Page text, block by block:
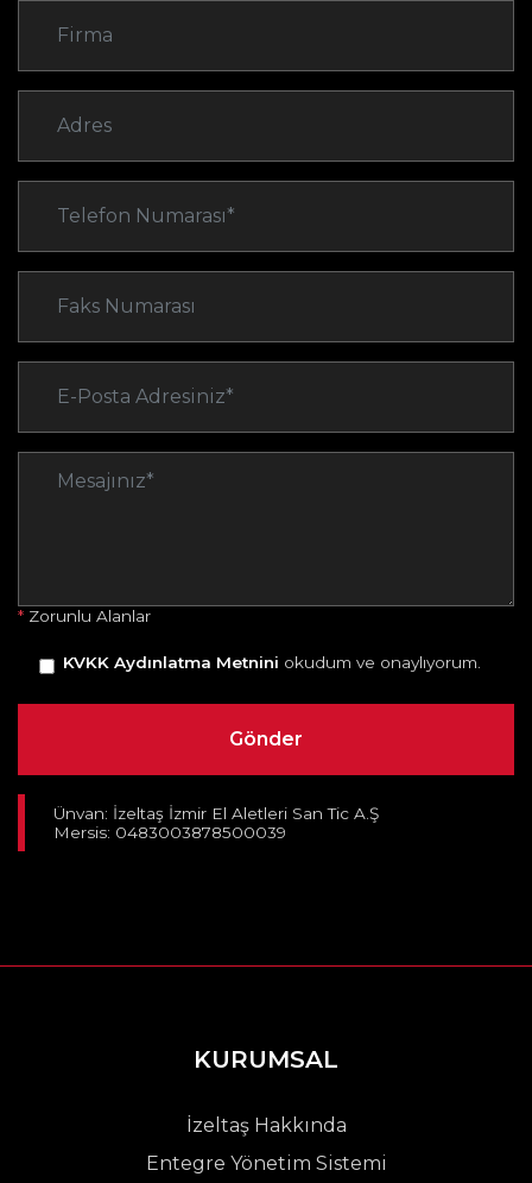
* Zorunlu Alanlar
KVKK Aydınlatma Metnini okudum ve onaylıyorum.
Ünvan: İzeltaş İzmir El Aletleri San Tic A.Ş
Mersis: 0483003878500039
KURUMSAL
İzeltaş Hakkında
Entegre Yönetim Sistemi